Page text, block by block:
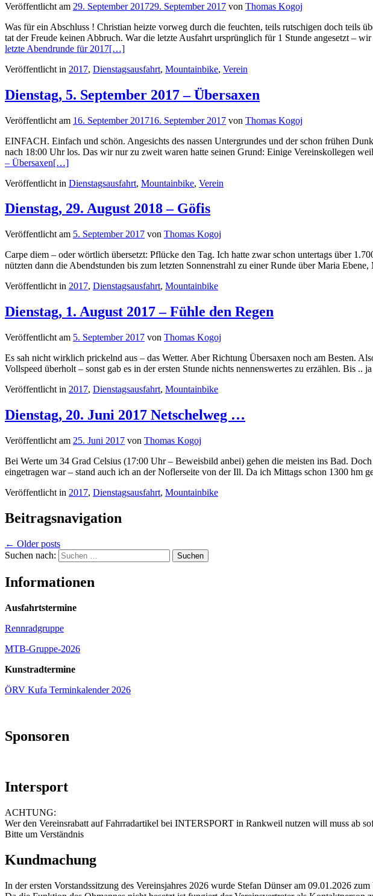
Veröffentlicht am 29. September 201729. September 2017 von Thomas Kogoj
Was für ein Abschluss ! Christian heizte vorweg durch die feuchten, teils rutschigen doch teils
tat der Freude keinen Abbruch. War die letzte Ausfahrt ursprünglich für 1 Stunde angesetzt –
letzte Abendrunde für 2017[…]
Veröffentlicht in 2017, Dienstagsausfahrt, Mountainbike, Verein
Dienstag, 5. September 2017 – Übersaxen
Veröffentlicht am 16. September 201716. September 2017 von Thomas Kogoj
EINFACH. Einfach und schön. Angesichts des nassen Untergrundes und der schon frühen
nach 18:00 Uhr los. Das wir nur zu zweit waren hatte seinen Grund: Einige Vereinskollegen
– Übersaxen[…]
Veröffentlicht in Dienstagsausfahrt, Mountainbike, Verein
Dienstag, 29. August 2018 – Göfis
Veröffentlicht am 5. September 2017 von Thomas Kogoj
Carpe diem – oder wörtlich übersetzt: Pflücke den Tag. Ich hatte zwar schon untertags über
nützten dann die Abendstunden bis zum letzten Sonnenstrahl zu einer Runde über Maria
Veröffentlicht in 2017, Dienstagsausfahrt, Mountainbike
Dienstag, 1. August 2017 – Fühle den Regen
Veröffentlicht am 5. September 2017 von Thomas Kogoj
Es sah nicht wirklich prickelnd aus – das Wetter. Aber Richtung Übersaxen noch am Besten.
Vollspeed überholt – sonst gab es in der ersten Stunde nichts nennenswertes zu erzählen. Bis ..
Veröffentlicht in 2017, Dienstagsausfahrt, Mountainbike
Dienstag, 20. Juni 2017 Netschelweg …
Veröffentlicht am 25. Juni 2017 von Thomas Kogoj
Bei Werte um 34 Grad Celsius (17:00 Uhr – Beweisbild anbei) gehen die meisten ins Bad.
eingetragen war – stand auch ich an der Noflerseite von der Ill. Da ich Mittags schon 1300 hm
Veröffentlicht in 2017, Dienstagsausfahrt, Mountainbike
Beitragsnavigation
← Older posts
Suchen nach:
Informationen
Ausfahrtstermine
Rennradgruppe
MTB-Gruppe-2026
Kunstradtermine
ÖRV Kufa Terminkalender 2026
Sponsoren
Intersport
ACHTUNG:
Wer den Vereinsrabatt auf Fahrradartikel bei INTERSPORT in Rankweil nutzen will muss ab
Bitte um Verständnis
Kundmachung
In der ersten Vorstandssitzung des Vereinsjahres 2026 wurde Stefan Dünser am 09.01.2026 zum